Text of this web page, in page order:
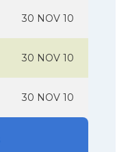
30 NOV 10
30 NOV 10
30 NOV 10